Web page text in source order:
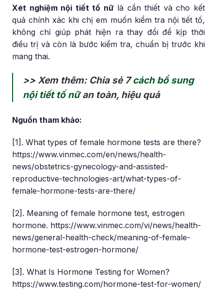
Xét nghiệm nội tiết tố nữlà cần thiết và cho kết
quả chính xác khi chị em muốn kiểm tra nội tiết tố,
không chỉ giúp phát hiện ra thay đổi để kịp thời
điều trị và còn là bước kiểm tra, chuẩn bị trước khi
mang thai.
>> Xem thêm: Chia sẻ 7cách bổ sung
nội tiết tố nữan toàn, hiệu quả
Nguồn tham khảo:
[1]. What types of female hormone tests are there?
https://www.vinmec.com/en/news/health-
news/obstetrics-gynecology-and-assisted-
reproductive-technologies-art/what-types-of-
female-hormone-tests-are-there/
[2]. Meaning of female hormone test, estrogen
hormone. https://www.vinmec.com/vi/news/health-
news/general-health-check/meaning-of-female-
hormone-test-estrogen-hormone/
[3]. What Is Hormone Testing for Women?
https://www.testing.com/hormone-test-for-women/